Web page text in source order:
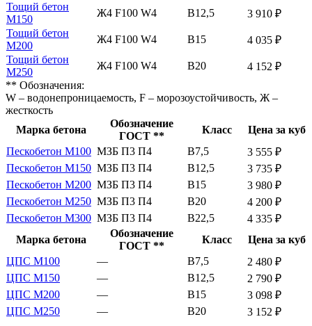
Тощий бетон
М150
Ж4 F100 W4 В12,5
3 910 ₽
Тощий бетон
М200
Ж4 F100 W4 В15
4 035 ₽
Тощий бетон
М250
Ж4 F100 W4 В20
4 152 ₽
** Обозначения:
W – водонепроницаемость, F – морозоустойчивость, Ж –
жесткость
Марка бетона
Обозначение
ГОСТ **
Класс
Цена за куб
Пескобетон М100 МЗБ П3 П4 В7,5
3 555 ₽
Пескобетон М150 МЗБ П3 П4 В12,5
3 735 ₽
Пескобетон М200 МЗБ П3 П4 В15
3 980 ₽
Пескобетон М250 МЗБ П3 П4 В20
4 200 ₽
Пескобетон М300 МЗБ П3 П4 В22,5
4 335 ₽
Марка бетона
Обозначение
ГОСТ **
Класс
Цена за куб
ЦПС М100
— В7,5
2 480 ₽
ЦПС М150
— В12,5
2 790 ₽
ЦПС М200
— В15
3 098 ₽
ЦПС М250
— В20 3 152 ₽